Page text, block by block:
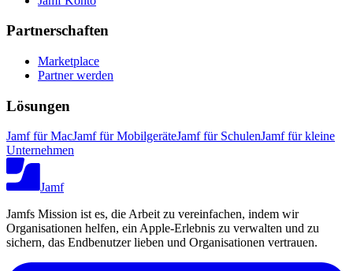
Partnerschaften
Marketplace
Partner werden
Lösungen
Jamf für MacJamf für MobilgeräteJamf für SchulenJamf für kleine
Unternehmen
Jamf
Jamfs Mission ist es, die Arbeit zu vereinfachen, indem wir
Organisationen helfen, ein Apple-Erlebnis zu verwalten und zu
sichern, das Endbenutzer lieben und Organisationen vertrauen.